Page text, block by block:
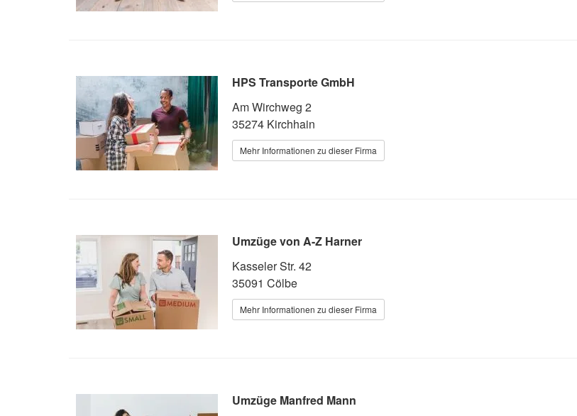
HPS Transporte GmbH
Am Wirchweg 2
35274 Kirchhain
Mehr Informationen zu dieser Firma
Umzüge von A-Z Harner
Kasseler Str. 42
35091 Cölbe
Mehr Informationen zu dieser Firma
Umzüge Manfred Mann